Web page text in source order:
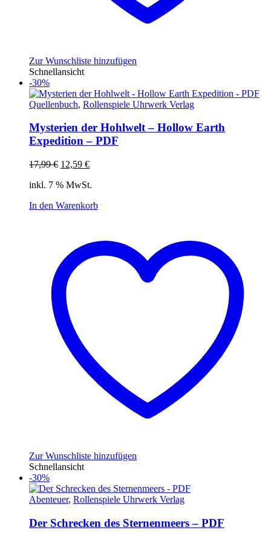
Zur Wunschliste hinzufügen
Schnellansicht
-30%
Quellenbuch, Rollenspiele Uhrwerk Verlag
Mysterien der Hohlwelt – Hollow Earth
Expedition – PDF
17,99€ Ursprünglicher
war:
12,59 €Aktueller
ist:
inkl. 7 % MwSt.
In den Warenkorb
Zur Wunschliste hinzufügen
Schnellansicht
-30%
Abenteuer, Rollenspiele Uhrwerk Verlag
Der Schrecken des Sternenmeers – PDF